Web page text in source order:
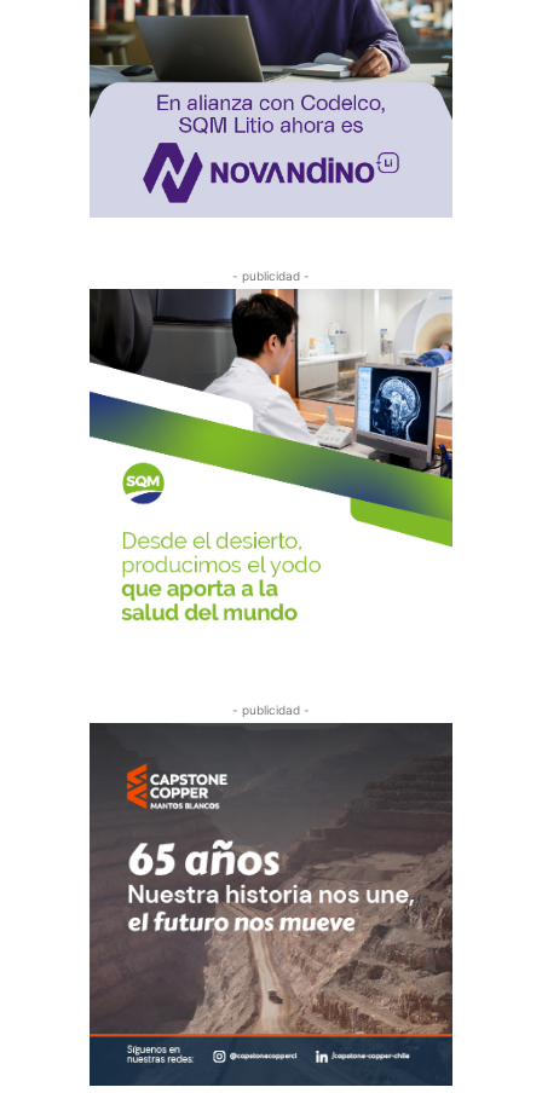
- publicidad -
- publicidad -